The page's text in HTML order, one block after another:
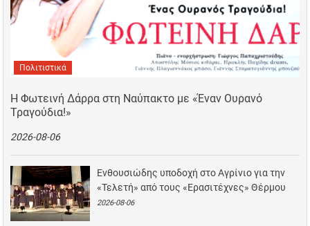
Πολιτιστικά
Η Φωτεινή Δάρρα στη Ναύπακτο με «Έναν Ουρανό
Τραγούδια!»
2026-08-06
Ενθουσιώδης υποδοχή στο Αγρίνιο για την
«Τελετή» από τους «Ερασιτέχνες» Θέρμου
2026-08-06